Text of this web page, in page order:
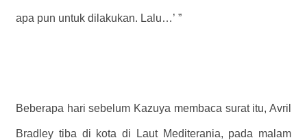
apa pun untuk dilakukan. Lalu…’ ”
Beberapa hari sebelum Kazuya membaca surat itu, Avril
Bradley tiba di kota di Laut Mediterania, pada malam